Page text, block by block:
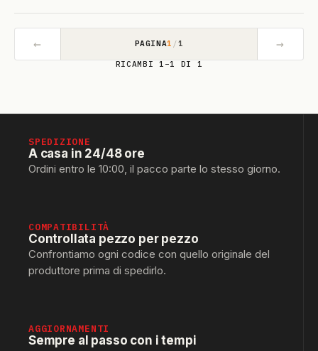
← PAGINA1 /1 →
RICAMBI 1–1 DI 1
SPEDIZIONE
A casa in 24/48 ore
Ordini entro le 10:00, il pacco parte lo stesso giorno.
COMPATIBILITÀ
Controllata pezzo per pezzo
Confrontiamo ogni codice con quello originale del
produttore prima di spedirlo.
AGGIORNAMENTI
Sempre al passo con i tempi